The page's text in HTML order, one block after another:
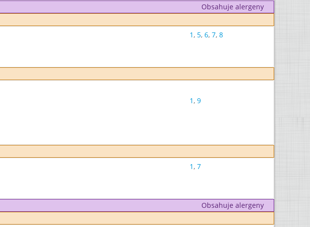
Obsahuje alergeny
1, 5, 6, 7, 8
1, 9
1, 7
Obsahuje alergeny